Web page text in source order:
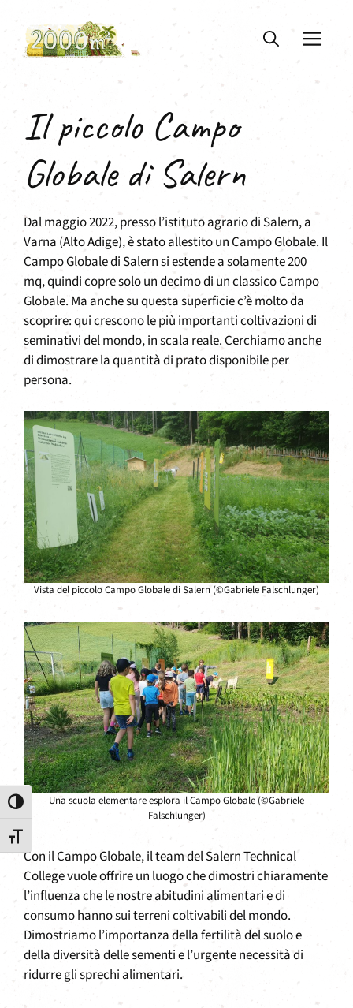
Attiva/disattiva alto contrasto
Attiva/disattiva dimensione testo
contenuto
Il piccolo Campo
Globale di Salern
Dal maggio 2022, presso l’istituto agrario di Salern, a
Varna (Alto Adige), è stato allestito un Campo Globale. Il
Campo Globale di Salern si estende a solamente 200
mq, quindi copre solo un decimo di un classico Campo
Globale. Ma anche su questa superficie c’è molto da
scoprire: qui crescono le più importanti coltivazioni di
seminativi del mondo, in scala reale. Cerchiamo anche
di dimostrare la quantità di prato disponibile per
persona.
Vista del piccolo Campo Globale di Salern (©Gabriele Falschlunger)
Una scuola elementare esplora il Campo Globale (©Gabriele
Falschlunger)
Con il Campo Globale, il team del Salern Technical
College vuole offrire un luogo che dimostri chiaramente
l’influenza che le nostre abitudini alimentari e di
consumo hanno sui terreni coltivabili del mondo.
Dimostriamo l’importanza della fertilità del suolo e
della diversità delle sementi e l’urgente necessità di
ridurre gli sprechi alimentari.